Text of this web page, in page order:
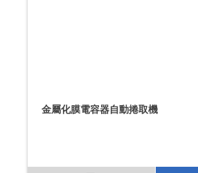
金屬化膜電容器自動捲取機